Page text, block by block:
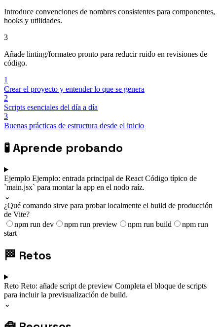
Introduce convenciones de nombres consistentes para componentes,
hooks y utilidades.
3
Añade linting/formateo pronto para reducir ruido en revisiones de
código.
1
Crear el proyecto y entender lo que se genera
2
Scripts esenciales del día a día
3
Buenas prácticas de estructura desde el inicio
🧪Aprende probando
Ejemplo Ejemplo: entrada principal de React Código típico de
`main.jsx` para montar la app en el nodo raíz.
⌄
¿Qué comando sirve para probar localmente el build de producción
de Vite?
npm run dev
npm run preview npm run build
npm run
start
🏁 Retos
Reto Reto: añade script de preview Completa el bloque de scripts
para incluir la previsualización de build.
⌄